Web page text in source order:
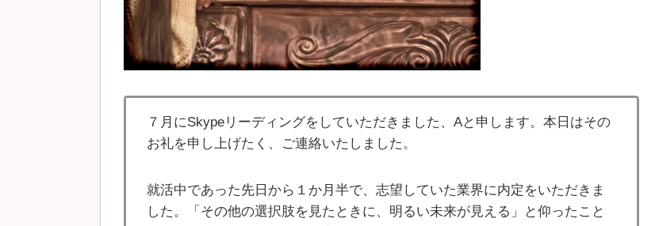
７月にSkypeリーディングをしていただきました、Aと申します。本日はその
お礼を申し上げたく、ご連絡いたしました。
就活中であった先日から１か月半で、志望していた業界に内定をいただきま
した。「その他の選択肢を見たときに、明るい未来が見える」と仰ったこと